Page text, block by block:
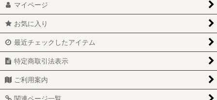
マイページ
お気に入り
最近チェックしたアイテム
特定商取引法表示
ご利用案内
関連ページ一覧